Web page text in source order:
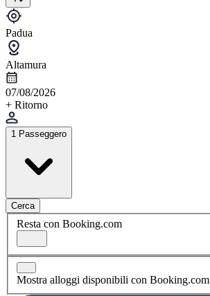
Padua
Altamura
07/08/2026
+ Ritorno
1 Passeggero
Cerca
Resta con Booking.com
Mostra alloggi disponibili con Booking.com